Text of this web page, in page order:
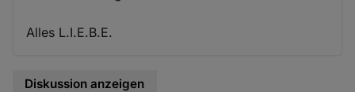
Alles L.I.E.B.E.
Diskussion anzeigen